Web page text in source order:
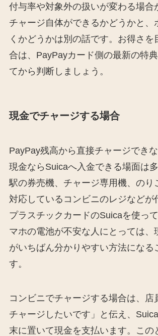
付与率や対象外の扱いが変わる場合
チャージ自体ができるかどうかと、
くかどうかは別の話です。お得さを
合は、PayPayカード側の最新の特
てから判断しましょう。
現金でチャージする場合
PayPay残高から直接チャージできな
現金ならSuicaへ入金できる場面は多
駅の券売機、チャージ専用機、のり
対応しているコンビニのレジなどが
プラスチックカードのSuicaを使っ
マホの電池が不安な人にとっては、
がいちばん分かりやすい方法になる
す。
コンビニでチャージする場合は、店
チャージしたいです」と伝え、
末に置いて現金を支払います。この